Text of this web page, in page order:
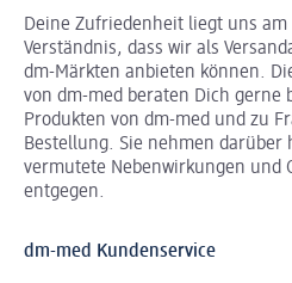
Deine Zufriedenheit liegt uns
Verständnis, dass wir als
dm-Märkten anbieten können.
von dm-med beraten Dich gerne
Produkten von dm-med und zu
Bestellung. Sie nehmen darüber
vermutete Nebenwirkungen und
entgegen.
dm-med Kundenservice